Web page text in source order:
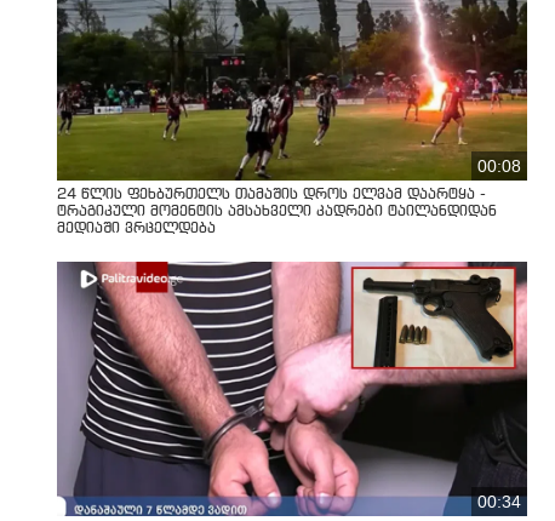
00:08
24 წლის ფეხბურთელს თამაშის დროს ელვამ დაარტყა -
ტრაგიკული მომენტის ამსახველი კადრები ტაილანდიდან
მედიაში ვრცელდება
00:34